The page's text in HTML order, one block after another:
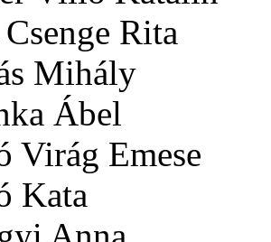
Rita
Mihály
Ábel
Virág Emese
Kata